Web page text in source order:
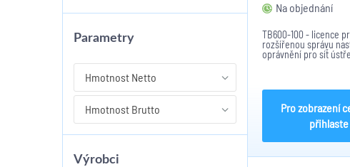
Parametry
Hmotnost Netto
Hmotnost Brutto
Výrobci
Na objednání
TB600-100 - licence
rozšířenou správu
oprávnění pro síť
BCnet600 - do 100
Pro zobrazení
přihlaste